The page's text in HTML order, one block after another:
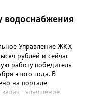
водоснабжения
Управление ЖКХ
рублей и сейчас
работу победитель
этого года. В
на портале
задач - улучшение